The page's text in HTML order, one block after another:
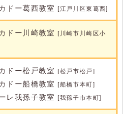
ドー葛西教室[江戸川区東葛西]
ドー川崎教室[川崎市川崎区小
ドー松戸教室[松戸市松戸]
ドー船橋教室[船橋市本町]
レ我孫子教室[我孫子市本町]